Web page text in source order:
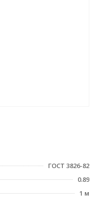
ГОСТ 3826-82
0.89
1 м